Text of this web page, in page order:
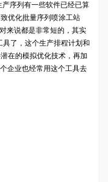
序列有一些软件已经已算
优化批量序列喷涂工站
来说都是非常短的，其实
了，这个生产排程计划和
在的模拟优化技术，再加
企业也经常用这个工具去